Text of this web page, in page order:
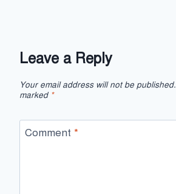
Leave a Reply
Your email address will not be published.
marked *
Comment *